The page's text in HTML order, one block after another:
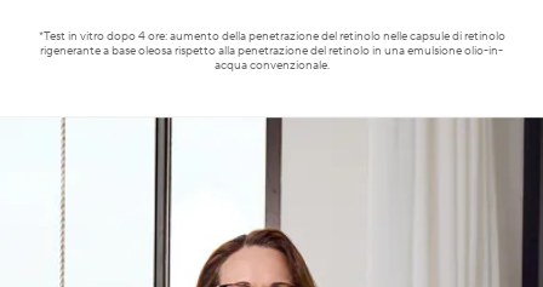
*Test in vitro dopo 4 ore: aumento della penetrazione del retinolo nelle capsule di retinolo
rigenerante a base oleosa rispetto alla penetrazione del retinolo in una emulsione olio-in-
acqua convenzionale.